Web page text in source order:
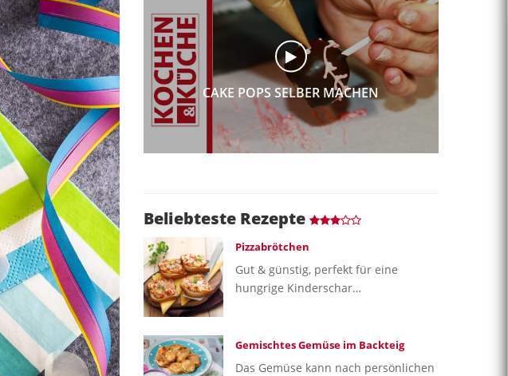
CAKE POPS SELBER MACHEN
Beliebteste Rezepte
Pizzabrötchen
Gut & günstig, perfekt für eine
hungrige Kinderschar…
Gemischtes Gemüse im Backteig
Das Gemüse kann nach persönlichen